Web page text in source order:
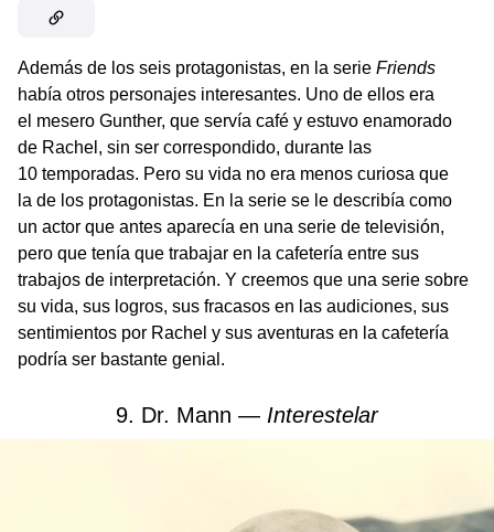
Además de los seis protagonistas, en la serie Friends
había otros personajes interesantes. Uno de ellos era
el mesero Gunther, que servía café y estuvo enamorado
de Rachel, sin ser correspondido, durante las
10 temporadas. Pero su vida no era menos curiosa que
la de los protagonistas. En la serie se le describía como
un actor que antes aparecía en una serie de televisión,
pero que tenía que trabajar en la cafetería entre sus
trabajos de interpretación. Y creemos que una serie sobre
su vida, sus logros, sus fracasos en las audiciones, sus
sentimientos por Rachel y sus aventuras en la cafetería
podría ser bastante genial.
9. Dr. Mann — Interestelar